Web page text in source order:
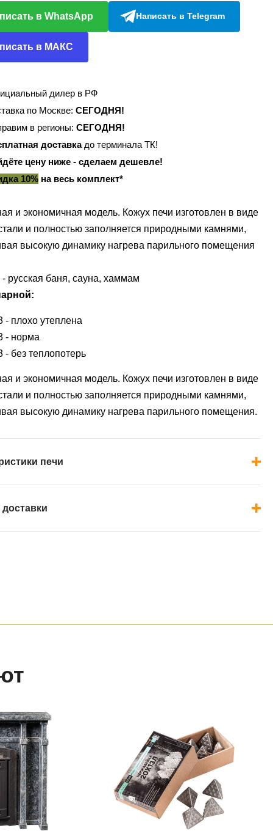
в WhatsApp Написать в Telegram
в МАКС
дилер в РФ
по Москве: СЕГОДНЯ!
в регионы: СЕГОДНЯ!
доставкадо терминала ТК!
цену ниже - сделаем дешевле!
10%на весь комплект*
и экономичная модель. Кожух печи изготовлен в виде
и полностью заполняется природными камнями,
высокую динамику нагрева парильного помещения
- русская баня, сауна, хаммам
- плохо утеплена
- норма
- без теплопотерь
и экономичная модель. Кожух печи изготовлен в виде
и полностью заполняется природными камнями,
высокую динамику нагрева парильного помещения.
печи